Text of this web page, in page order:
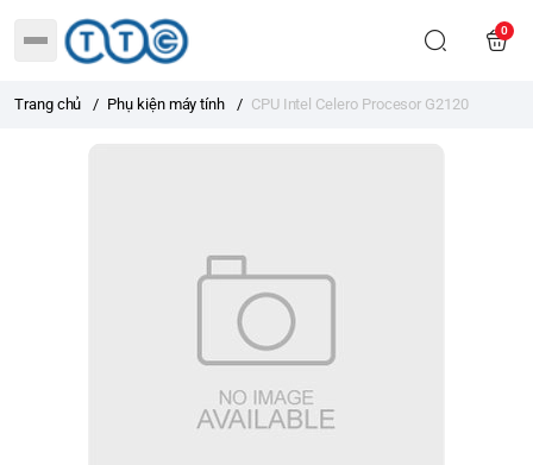
0
Trang chủ / Phụ kiện máy tính / CPU Intel Celero Procesor G2120